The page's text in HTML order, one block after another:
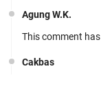
Agung W.K.
This comment
Cakbas